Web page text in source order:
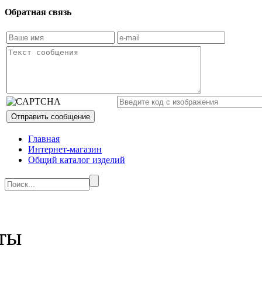
Обратная связь
Главная
Интернет-магазин
Общий каталог изделий